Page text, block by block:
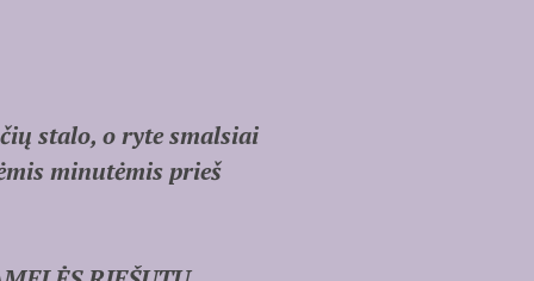
stalo, o ryte smalsiai
minutėmis prieš